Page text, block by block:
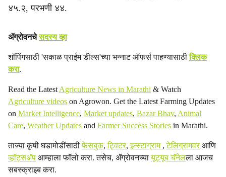
४५.२, परभणी ४४.
ॲग्रोवनचेसदस्य व्हा
शॉपिंगसाठी 'सकाळ प्राईम डील्स'च्या भन्नाट ऑफर्स पाहण्यासाठीक्लिक
करा.
Read the Latest Agriculture News in Marathi & Watch
Agriculture videos on Agrowon. Get the Latest Farming Updates
on Market Intelligence, Market updates, Bazar Bhav, Animal
Care, Weather Updates and Farmer Success Stories in Marathi.
ताज्या कृषी घडामोडींसाठीफेसबुक,ट्विटर,इन्स्टाग्राम ,टेलिग्रामवरआणि
व्हॉट्सॲप आम्हाला फॉलो करा. तसेच, ॲग्रोवनच्यायूट्यूब चॅनेलला आजच
सबस्क्राइब करा.